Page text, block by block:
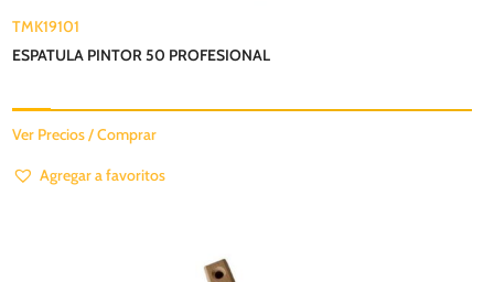
TMK19101
ESPATULA PINTOR 50 PROFESIONAL
Ver Precios / Comprar
Agregar a favoritos